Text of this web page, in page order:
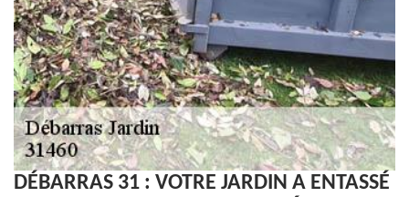
DÉBARRAS 31 : VOTRE JARDIN A ENTASSÉ